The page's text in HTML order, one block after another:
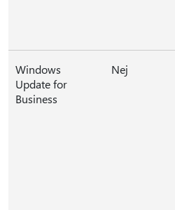
Windows
Update for
Business
Nej